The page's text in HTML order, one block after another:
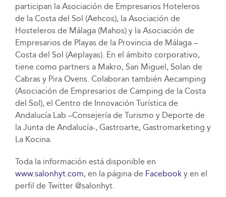
participan la Asociación de Empresarios Hoteleros
de la Costa del Sol (Aehcos), la Asociación de
Hosteleros de Málaga (Mahos) y la Asociación de
Empresarios de Playas de la Provincia de Málaga –
Costa del Sol (Aeplayas). En el ámbito corporativo,
tiene como partners a Makro, San Miguel, Solan de
Cabras y Pira Ovens. Colaboran también Aecamping
(Asociación de Empresarios de Camping de la Costa
del Sol), el Centro de Innovación Turística de
Andalucía Lab –Consejería de Turismo y Deporte de
la Junta de Andalucía-, Gastroarte, Gastromarketing y
La Kocina.
Toda la información está disponible en
www.salonhyt.com, en la página de Facebooky en el
perfil de Twitter @salonhyt.